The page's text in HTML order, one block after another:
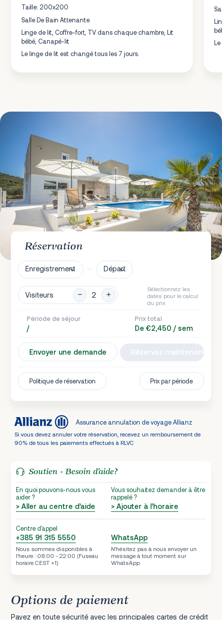
Taille: 200x200
Salle De Bain Attenante
Linge de lit, Coffre-fort, TV dans chaque chambre, Lit
bébé, Canapé-lit
Le linge de lit est changé tous les 7 jours.
Réservation
Enregistrement Départ
Visiteurs
Sélectionnez les
dates pour le calcul
du prix
Période de séjour
/
Prix total
De €2,450 / sem
Envoyer une demande
Politique de réservation Prix par période
Assurance annulation de voyage Allianz
Si vous devez annuler votre réservation, recevez un remboursement de
90% de tous les paiements effectués à RLVC
Soutien - Besoin d’aide?
En quoi pouvons-nous vous
aider ?
> Aller au centre d’aide
Vous souhaitez demander à être
rappelé ?
> Ajouter à l’horaire
Centre d'appel
+385 91 315 5550
Nous sommes disponibles à
l’heure : 08:00 - 22:00 (Fuseau
horaire CEST +1)
WhatsApp
N’hésitez pas à nous envoyer un
message à tout moment sur
WhatsApp
Options de paiement
Payez en toute sécurité avec les principales cartes de crédit